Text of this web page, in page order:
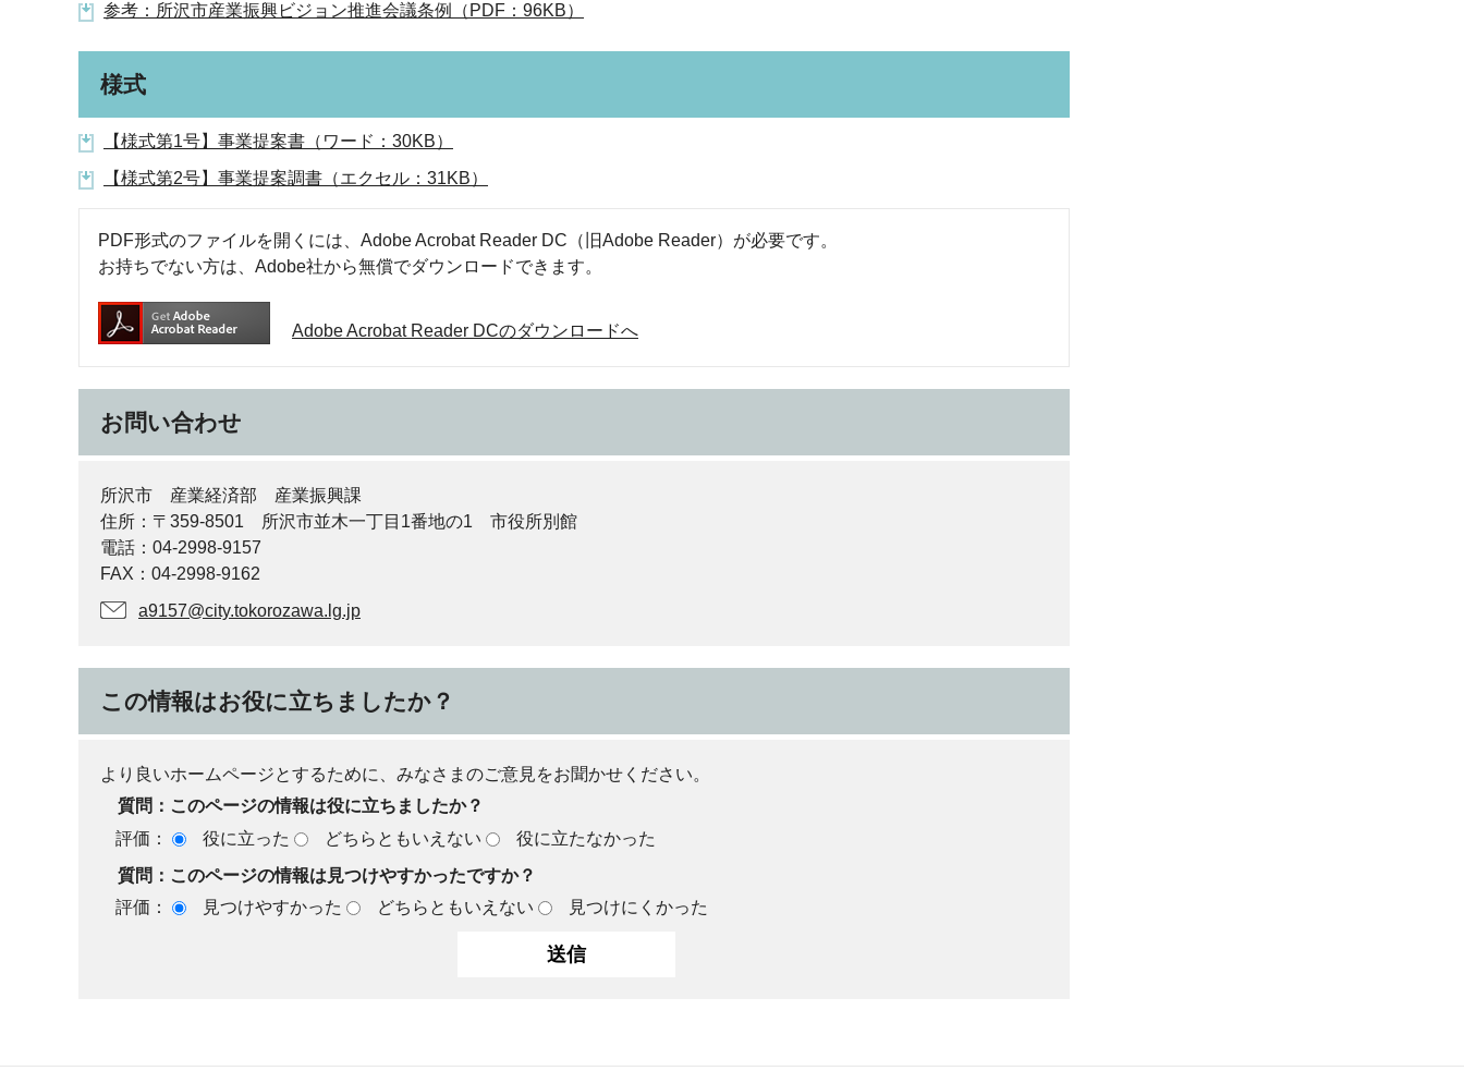
参考：所沢市産業振興ビジョン推進会議条例（PDF：96KB）
様式
【様式第1号】事業提案書（ワード：30KB）
【様式第2号】事業提案調書（エクセル：31KB）
PDF形式のファイルを開くには、Adobe Acrobat Reader DC（旧Adobe Reader）が必要です。
お持ちでない方は、Adobe社から無償でダウンロードできます。
Adobe Acrobat Reader DCのダウンロードへ
お問い合わせ
所沢市 産業経済部 産業振興課
住所：〒359-8501 所沢市並木一丁目1番地の1 市役所別館
電話：04-2998-9157
FAX：04-2998-9162
a9157@city.tokorozawa.lg.jp
この情報はお役に立ちましたか？
より良いホームページとするために、みなさまのご意見をお聞かせください。
質問：このページの情報は役に立ちましたか？
評価：
役に立った どちらともいえない
役に立たなかった
質問：このページの情報は見つけやすかったですか？
評価：
見つけやすかった どちらともいえない 見つけにくかった